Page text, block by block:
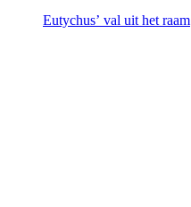
Eutychus’ val uit het raam